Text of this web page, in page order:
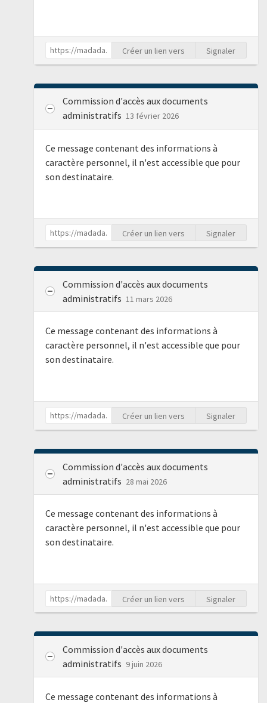
Créer un lien vers Signaler
Commission d'accès aux documents
administratifs 13 février 2026
Ce message contenant des informations à
caractère personnel, il n'est accessible que pour
son destinataire.
Créer un lien vers Signaler
Commission d'accès aux documents
administratifs 11 mars 2026
Ce message contenant des informations à
caractère personnel, il n'est accessible que pour
son destinataire.
Créer un lien vers Signaler
Commission d'accès aux documents
administratifs 28 mai 2026
Ce message contenant des informations à
caractère personnel, il n'est accessible que pour
son destinataire.
Créer un lien vers Signaler
Commission d'accès aux documents
administratifs 9 juin 2026
Ce message contenant des informations à